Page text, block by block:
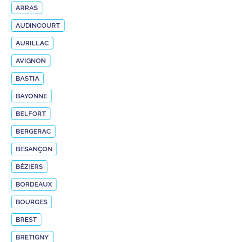
ARRAS
AUDINCOURT
AURILLAC
AVIGNON
BASTIA
BAYONNE
BELFORT
BERGERAC
BESANÇON
BÉZIERS
BORDEAUX
BOURGES
BREST
BRETIGNY